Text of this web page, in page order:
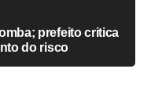
prefeito critica
do risco